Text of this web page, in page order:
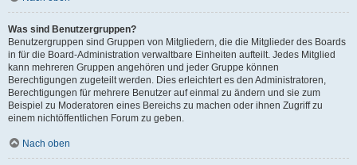
Was sind Benutzergruppen?
Benutzergruppen sind Gruppen von Mitgliedern, die die Mitglieder des Boards
in für die Board-Administration verwaltbare Einheiten aufteilt. Jedes Mitglied
kann mehreren Gruppen angehören und jeder Gruppe können
Berechtigungen zugeteilt werden. Dies erleichtert es den Administratoren,
Berechtigungen für mehrere Benutzer auf einmal zu ändern und sie zum
Beispiel zu Moderatoren eines Bereichs zu machen oder ihnen Zugriff zu
einem nichtöffentlichen Forum zu geben.
Nach oben